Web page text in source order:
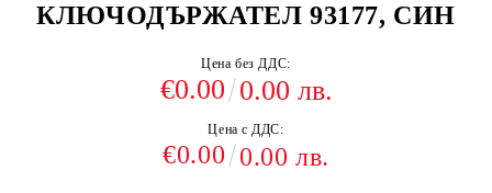
КЛЮЧОДЪРЖАТЕЛ 93177, СИН
Цена без ДДС:
€0.00 0.00 лв.
Цена с ДДС:
€0.00 0.00 лв.